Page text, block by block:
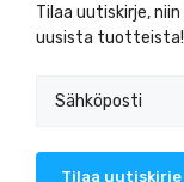
Tilaa uutiskirje,
uusista tuotteista!